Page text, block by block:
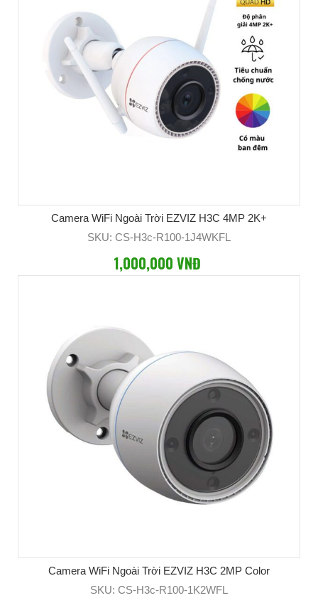
Camera WiFi Ngoài Trời EZVIZ H3C 4MP 2K+
SKU: CS-H3c-R100-1J4WKFL
1,000,000 VNĐ
Camera WiFi Ngoài Trời EZVIZ H3C 2MP Color
SKU: CS-H3c-R100-1K2WFL